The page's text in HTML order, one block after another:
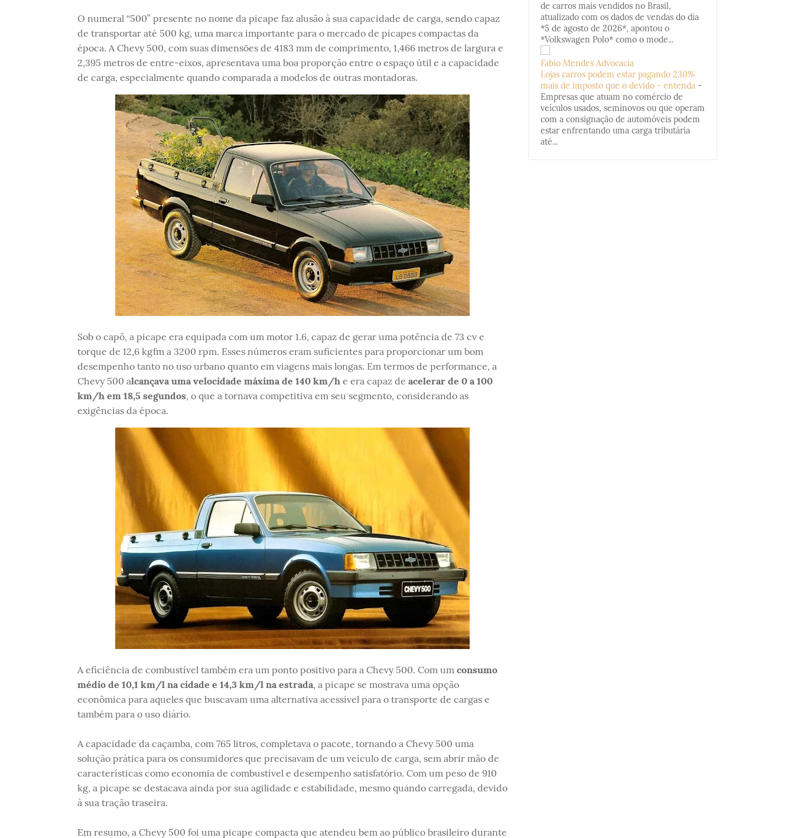
O numeral “500” presente no nome da picape faz alusão à sua capacidade de carga, sendo capaz
de transportar até 500 kg, uma marca importante para o mercado de picapes compactas da
época. A Chevy 500, com suas dimensões de 4183 mm de comprimento, 1,466 metros de largura e
2,395 metros de entre-eixos, apresentava uma boa proporção entre o espaço útil e a capacidade
de carga, especialmente quando comparada a modelos de outras montadoras.
Sob o capô, a picape era equipada com um motor 1.6, capaz de gerar uma potência de 73 cv e
torque de 12,6 kgfm a 3200 rpm. Esses números eram suficientes para proporcionar um bom
desempenho tanto no uso urbano quanto em viagens mais longas. Em termos de performance, a
Chevy 500 alcançava uma velocidade máxima de 140 km/he era capaz de acelerar de 0 a 100
km/h em 18,5 segundos, o que a tornava competitiva em seu segmento, considerando as
exigências da época.
A eficiência de combustível também era um ponto positivo para a Chevy 500. Com um consumo
médio de 10,1 km/l na cidade e 14,3 km/l na estrada, a picape se mostrava uma opção
econômica para aqueles que buscavam uma alternativa acessível para o transporte de cargas e
também para o uso diário.
A capacidade da caçamba, com 765 litros, completava o pacote, tornando a Chevy 500 uma
solução prática para os consumidores que precisavam de um veículo de carga, sem abrir mão de
características como economia de combustível e desempenho satisfatório. Com um peso de 910
kg, a picape se destacava ainda por sua agilidade e estabilidade, mesmo quando carregada, devido
à sua tração traseira.
Em resumo, a Chevy 500 foi uma picape compacta que atendeu bem ao público brasileiro durante
de carros mais vendidos no Brasil,
atualizado com os dados de vendas do dia
*5 de agosto de 2026*, apontou o
*Volkswagen Polo* como o mode...
Fabio Mendes Advocacia
Lojas carros podem estar pagando 230%
mais de imposto que o devido - entenda -
Empresas que atuam no comércio de
veículos usados, seminovos ou que operam
com a consignação de automóveis podem
estar enfrentando uma carga tributária
até...